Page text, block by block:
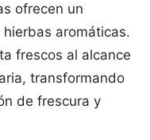
ofrecen un
aromáticas.
frescos al alcance
transformando
de frescura y